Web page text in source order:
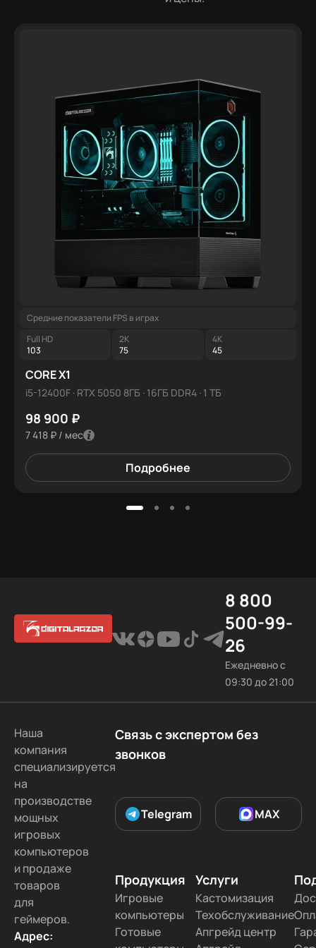
Средние показатели FPS в играх
Full HD
103
2K
75
4K
45
CORE X1
i5-12400F · RTX 5050 8ГБ · 16ГБ DDR4 · 1 ТБ
98 900 ₽
7 418 ₽ / мес
Подробнее
8 800
500-99-
26
Ежедневно с
09:30 до 21:00
Наша
компания
специализируется
на
производстве
мощных
игровых
компьютеров
и продаже
товаров
для
геймеров.
Адрес:
Связь с экспертом без
звонков
Telegram MAX
Продукция
Игровые
компьютеры
Готовые
Услуги
Кастомизация
Техобслуживание
Апгрейд центр